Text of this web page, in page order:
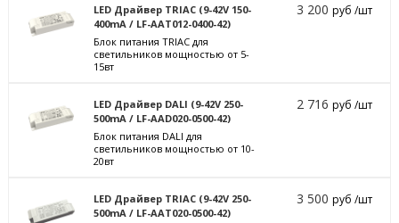
LED Драйвер TRIAC (9-42V 150-
400mA / LF-AAT012-0400-42)
Блок питания TRIAC для
светильников мощностью от 5-
15вт
3 200руб /шт
LED Драйвер DALI (9-42V 250-
500mA / LF-AAD020-0500-42)
Блок питания DALI для
светильников мощностью от 10-
20вт
2 716руб /шт
LED Драйвер TRIAC (9-42V 250-
500mA / LF-AAT020-0500-42)
3 500руб /шт